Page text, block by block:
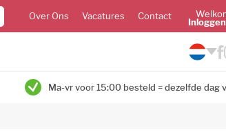
Over Ons Vacatures Contact
Ma-vr voor 15:00 besteld = dezelfde dag